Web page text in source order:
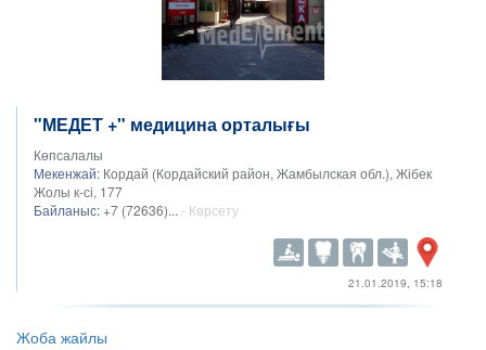
"МЕДЕТ +" медицина орталығы
Көпсалалы
Мекенжай: Кордай (Кордайский район, Жамбылская обл.), Жібек
Жолы к-сі, 177
Байланыс: +7 (72636)... - Көрсету
21.01.2019, 15:18
Жоба жайлы